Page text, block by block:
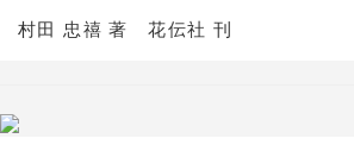
村田 忠禧 著 花伝社 刊